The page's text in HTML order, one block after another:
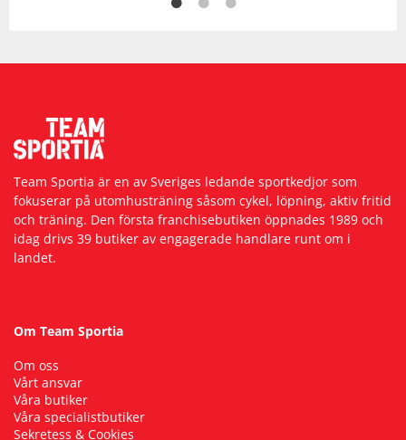
Team Sportia är en av Sveriges ledande sportkedjor som
fokuserar på utomhusträning såsom cykel, löpning, aktiv fritid
och träning. Den första franchisebutiken öppnades 1989 och
idag drivs 39 butiker av engagerade handlare runt om i
landet.
Om Team Sportia
Om oss
Vårt ansvar
Våra butiker
Våra specialistbutiker
Sekretess & Cookies